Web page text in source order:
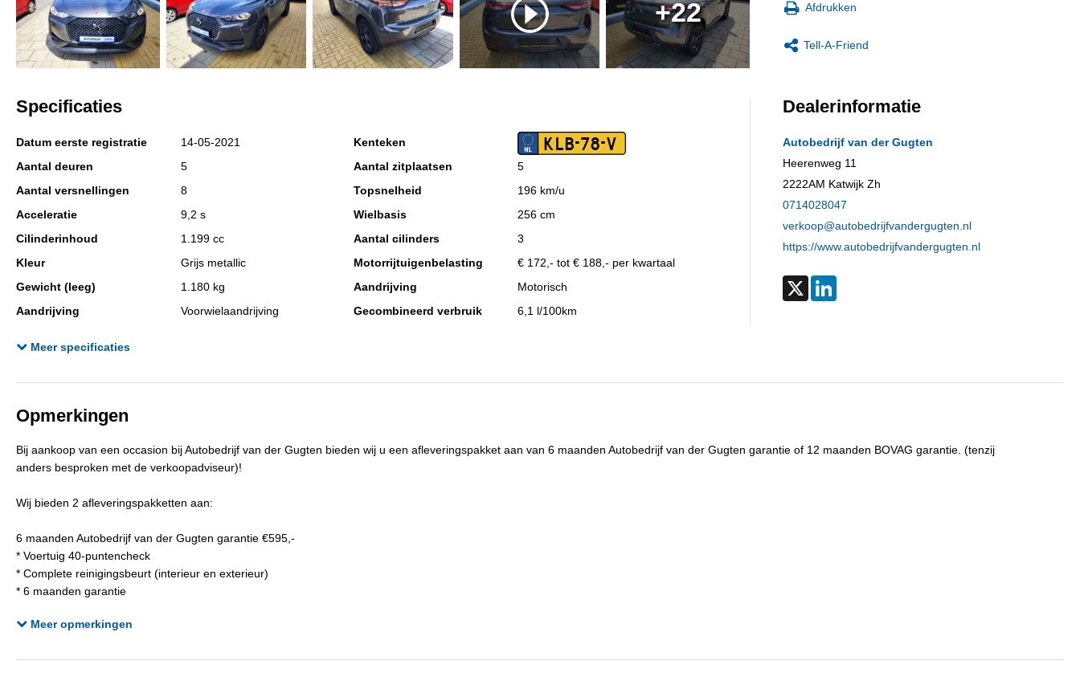
+22 Afdrukken
Tell-A-Friend
Specificaties
Datum eerste registratie 14-05-2021 Kenteken KLB-78-V
Aantal deuren 5 Aantal zitplaatsen
5
Aantal versnellingen
8 Topsnelheid
196 km/u
Acceleratie
9,2 s Wielbasis
256 cm
Cilinderinhoud
1.199 cc Aantal cilinders
3
Kleur
Grijs metallic Motorrijtuigenbelasting
€ 172,- tot € 188,- per kwartaal
Gewicht (leeg)
1.180 kg Aandrijving
Motorisch
Aandrijving
Voorwielaandrijving Gecombineerd verbruik
6,1 l/100km
Bekleding
Half leder / alcantara Aantal sleutels 2
Meer specificaties
Dealerinformatie
Autobedrijf van der Gugten
Heerenweg 11
2222AM Katwijk Zh
0714028047
verkoop@autobedrijfvandergugten.nl
https://www.autobedrijfvandergugten.nl
Opmerkingen
Bij aankoop van een occasion bij Autobedrijf van der Gugten bieden wij u een afleveringspakket aan van 6 maanden Autobedrijf van der Gugten garantie of 12 maanden BOVAG garantie. (tenzij
anders besproken met de verkoopadviseur)!
Wij bieden 2 afleveringspakketten aan:
6 maanden Autobedrijf van der Gugten garantie €595,-
* Voertuig 40-puntencheck
* Complete reinigingsbeurt (interieur en exterieur)
* 6 maanden garantie
* Afleveringsbeurt
12 maanden BOVAG garantie €995,-
Meer opmerkingen